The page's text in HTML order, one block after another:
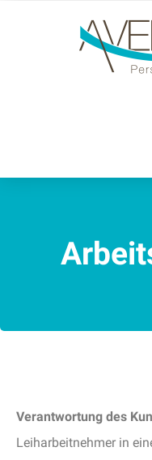
Verantwortung des
Leiharbeitnehmer in